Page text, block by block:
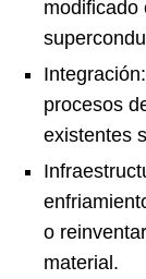
modificado
procesos
existentes
o
material.